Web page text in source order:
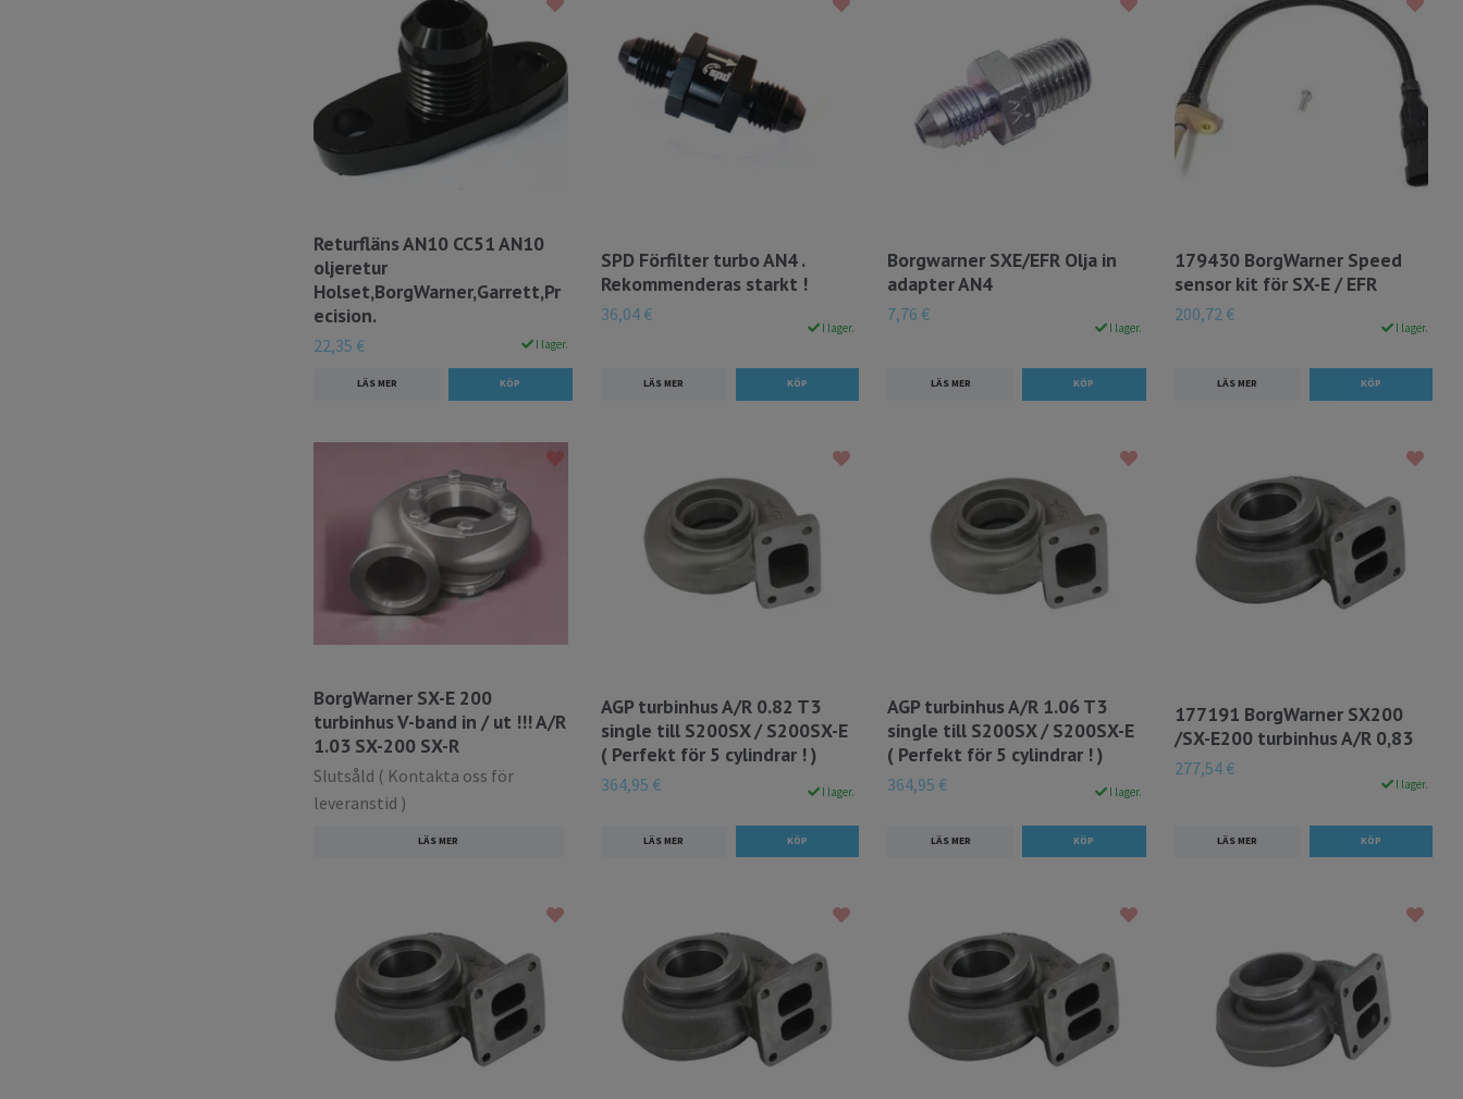
Returfläns AN10 CC51 AN10
oljeretur
Holset,BorgWarner,Garrett,Pr
ecision.
22,35 € I lager.
LÄS MER
SPD Förfilter turbo AN4 .
Rekommenderas starkt !
36,04 €
I lager.
LÄS MER
Borgwarner SXE/EFR Olja in
adapter AN4
7,76 €
I lager.
LÄS MER
179430 BorgWarner Speed
sensor kit för SX-E / EFR
200,72 €
I lager.
LÄS MER
BorgWarner SX-E 200
turbinhus V-band in / ut !!! A/R
1.03 SX-200 SX-R
Slutsåld ( Kontakta oss för
leveranstid )
LÄS MER
AGP turbinhus A/R 0.82 T3
single till S200SX / S200SX-E
( Perfekt för 5 cylindrar ! )
364,95 € I lager.
LÄS MER
AGP turbinhus A/R 1.06 T3
single till S200SX / S200SX-E
( Perfekt för 5 cylindrar ! )
364,95 € I lager.
LÄS MER
177191 BorgWarner SX200
/SX-E200 turbinhus A/R 0,83
277,54 €
I lager.
LÄS MER